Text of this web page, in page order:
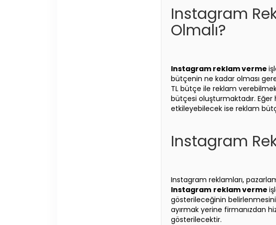
Instagram
Olmalı?
Instagram reklam verme
bütçenin ne kadar olması
TL bütçe ile reklam
bütçesi oluşturmaktadır. Eğer
etkileyebilecek ise reklam
Instagram
Instagram reklamları,
Instagram reklam verme
gösterileceğinin
ayırmak yerine firmanızdan
gösterilecektir.